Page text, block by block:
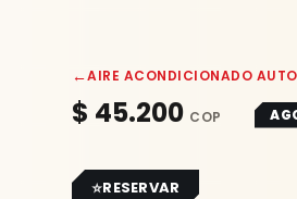
←AIRE ACONDICIONADO
$ 45.200
RESERVAR